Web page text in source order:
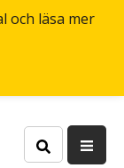
och läsa mer